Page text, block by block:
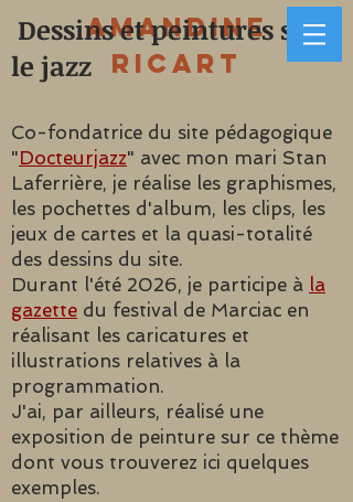
Amandine
Ricart
Dessins et peintures sur
le jazz
Co-fondatrice du site pédagogique
"Docteurjazz" avec mon mari Stan
Laferrière, je réalise les graphismes,
les pochettes d'album, les clips, les
jeux de cartes et la quasi-totalité
des dessins du site.
Durant l'été 2026, je participe à la
gazette du festival de Marciac en
réalisant les caricatures et
illustrations relatives à la
programmation.
J'ai, par ailleurs, réalisé une
exposition de peinture sur ce thème
dont vous trouverez ici quelques
exemples.​